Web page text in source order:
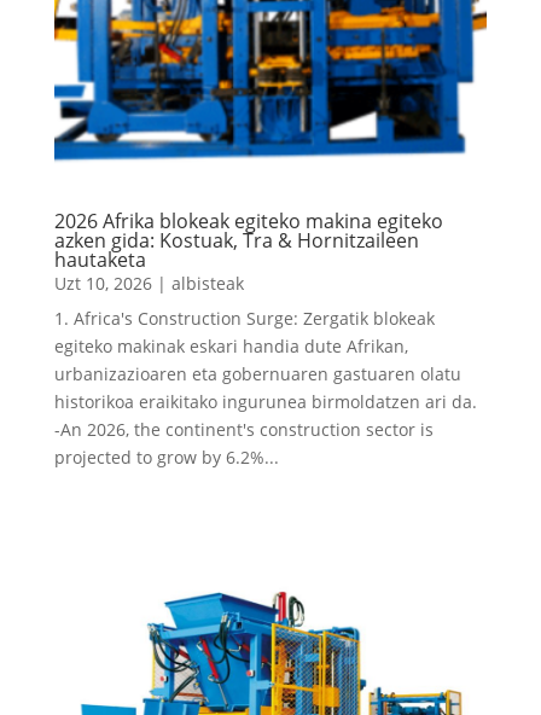
2026 Afrika blokeak egiteko makina egiteko
azken gida: Kostuak, Tra & Hornitzaileen
hautaketa
Uzt 10, 2026| albisteak
1. Africa's Construction Surge: Zergatik blokeak
egiteko makinak eskari handia dute Afrikan,
urbanizazioaren eta gobernuaren gastuaren olatu
historikoa eraikitako ingurunea birmoldatzen ari da.
-An 2026, the continent's construction sector is
projected to grow by6.2%...